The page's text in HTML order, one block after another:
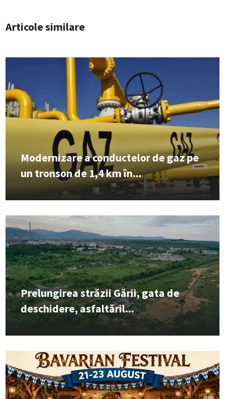
Articole similare
Modernizare a conductelor de gaz pe
un tronson de 1,4 km în...
Prelungirea străzii Gării, gata de
deschidere, asfaltăril...